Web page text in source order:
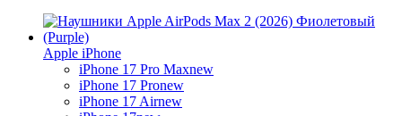
Apple iPhone
iPhone 17 Pro Maxnew
iPhone 17 Pronew
iPhone 17 Airnew